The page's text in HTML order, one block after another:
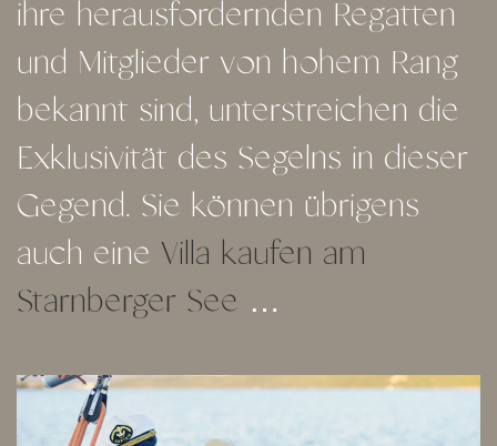
ihre herausfordernden Regatten
und Mitglieder von hohem Rang
bekannt sind, unterstreichen die
Exklusivität des Segelns in dieser
Gegend. Sie können übrigens
auch eine Villa kaufen am
Starnberger See …